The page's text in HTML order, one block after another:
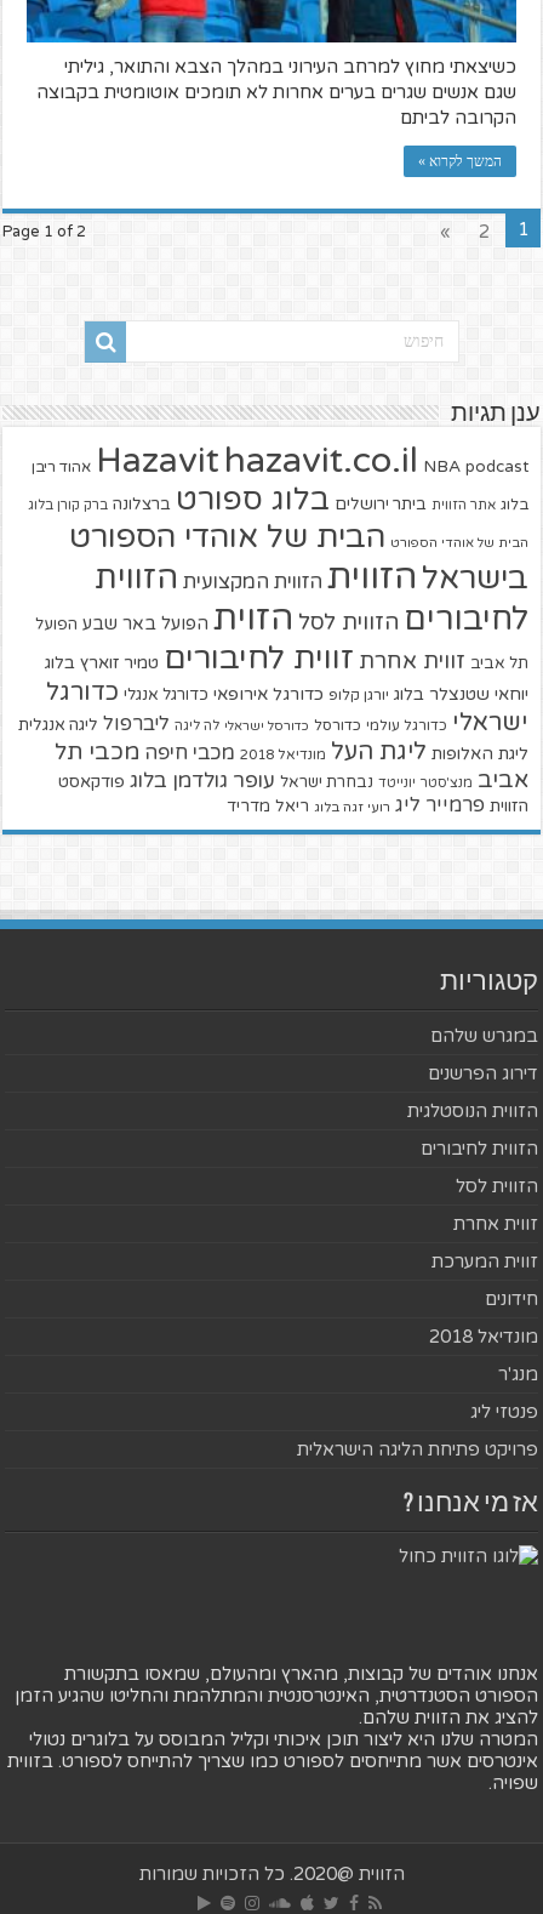
כשיצאתי מחוץ למרחב העירוני במהלך הצבא והתואר, גיליתי
שגם אנשים שגרים בערים אחרות לא תומכים אוטומטית בקבוצה
הקרובה לביתם
המשך לקרוא »
Page 1 of 2 1
2
»
ענן תגיות
Hazavit hazavit.co.il NBA podcast אהוד ריבן
בלוג אתר הזווית ביתר ירושלים בלוג ספורט ברצלונה ברק קורן בלוג
הבית של אוהדי הספורט הבית של אוהדי הספורט
בישראל הזווית הזווית המקצועית הזווית
לחיבורים הזווית לסל הזוית הפועל באר שבע הפועל
תל אביב זווית אחרת זווית לחיבורים טמיר זוארץ בלוג
יוחאי שטנצלר בלוג יורגן קלופ כדורגל אירופאי כדורגל אנגלי כדורגל
ישראלי כדורגל עולמי כדורסל כדורסל ישראלי לה ליגה ליברפול ליגה אנגלית
ליגת האלופות ליגת העל מונדיאל 2018 מכבי חיפה מכבי תל
אביב מנצ'סטר יונייטד נבחרת ישראל עופר גולדמן בלוג פודקאסט
הזווית פרמייר ליג רועי זגה בלוג ריאל מדריד
קטגוריות
במגרש שלהם
דירוג הפרשנים
הזווית הנוסטלגית
הזווית לחיבורים
הזווית לסל
זווית אחרת
זווית המערכת
חידונים
מונדיאל 2018
מנג'ר
פנטזי ליג
פרויקט פתיחת הליגה הישראלית
אז מי אנחנו ?
אנחנו אוהדים של קבוצות, מהארץ ומהעולם, שמאסו בתקשורת
הספורט הסטנדרטית, האינטרסנטית והמתלהמת והחליטו שהגיע הזמן
להציג את הזווית שלהם.
המטרה שלנו היא ליצור תוכן איכותי וקליל המבוסס על בלוגרים נטולי
אינטרסים אשר מתייחסים לספורט כמו שצריך להתייחס לספורט. בזווית
שפויה.
הזווית @2020. כל הזכויות שמורות